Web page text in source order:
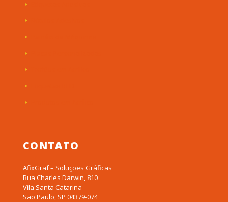
CONTATO
AfixGraf – Soluções Gráficas
Rua Charles Darwin, 810
Vila Santa Catarina
São Paulo, SP 04379-074